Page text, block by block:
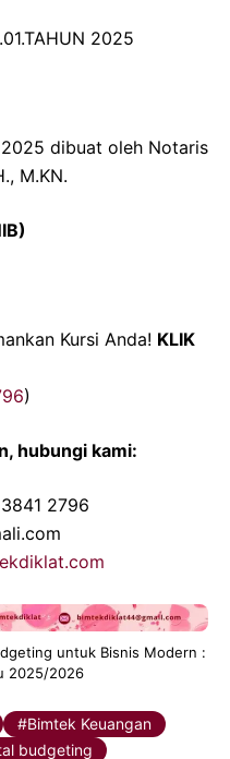
2025
dibuat oleh Notaris
M.KN.
Kursi Anda! KLIK
)
hubungi kami:
2796
untuk Bisnis Modern :
2025/2026
Bimtek Keuangan
budgeting